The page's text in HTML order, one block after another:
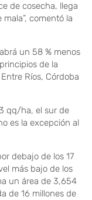
de cosecha, llega
comentó la
un 58 % menos
de la
Ríos, Córdoba
qq/ha, el sur de
es la excepción al
debajo de los 17
más bajo de los
un área de 3,654
de 16 millones de